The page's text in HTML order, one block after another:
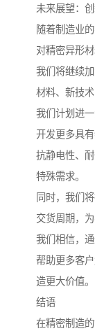
未来展望：
随着制造业
对精密异形
我们将继续
材料、新技术
我们计划进
开发更多具
抗静电性、
特殊需求。
同时，我们
交货周期，
我们相信，
帮助更多客
造更大价值。
结语
在精密制造